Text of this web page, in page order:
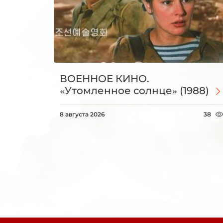
ВОЕННОЕ КИНО.
«Утомленное солнце» (1988)
8 августа 2026 38